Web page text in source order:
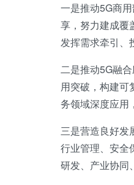
一是推动5G商
享，努力建成覆
发挥需求牵引、
二是推动5G融
用突破，构建可
务领域深度应用
三是营造良好发
行业管理、安全
研发、产业协同